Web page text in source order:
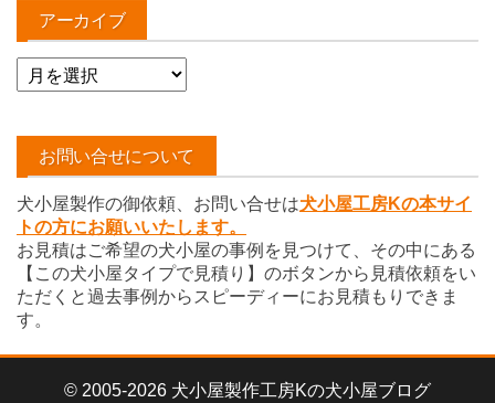
アーカイブ
ア
ー
イ
お問い合せについて
犬小屋製作の御依頼、お問い合せは犬小屋工房Kの本サイ
トの方にお願いいたします。
お見積はご希望の犬小屋の事例を見つけて、その中にある
【この犬小屋タイプで見積り】のボタンから見積依頼をい
ただくと過去事例からスピーディーにお見積もりできま
す。
© 2005-2026 犬小屋製作工房Kの犬小屋ブログ